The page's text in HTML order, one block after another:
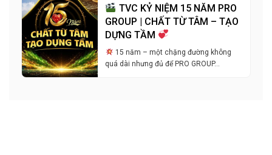
TVC KỶ NIỆM 15 NĂM PRO
GROUP | CHẤT TỪ TÂM – TẠO
DỰNG TẦM
15 năm – một chặng đường không
quá dài nhưng đủ để PRO GROUP…